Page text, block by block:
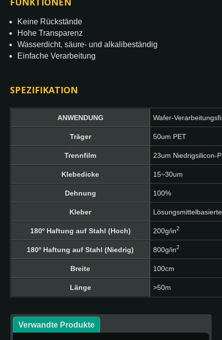
Keine Rückstände
Hohe Transparenz
Wasserdicht, säure- und alkalibeständig
Einfache Verarbeitung
SPEZIFIKATION
ANWENDUNG Wafer-
Träger 50um PET
Trennfilm 23um Niedrigsilicon-
Klebedicke 15~30um
Dehnung 100%
Kleber
180º Haftung auf Stahl (Hoch) 200g/in2
180º Haftung auf Stahl (Niedrig) 800g/in2
Breite 100cm
Länge >50m
Verwandte Produkte